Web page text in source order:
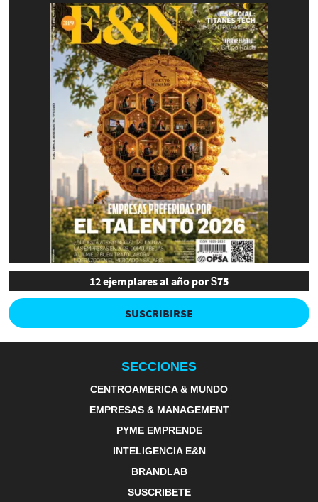
12 ejemplares al año por $75
SUSCRIBIRSE
SECCIONES
CENTROAMERICA & MUNDO
EMPRESAS & MANAGEMENT
PYME EMPRENDE
INTELIGENCIA E&N
BRANDLAB
SUSCRIBETE